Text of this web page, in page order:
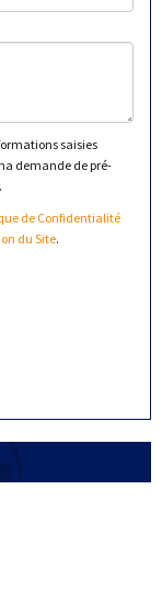
saisies
demande de pré-
de Confidentialité
du Site.